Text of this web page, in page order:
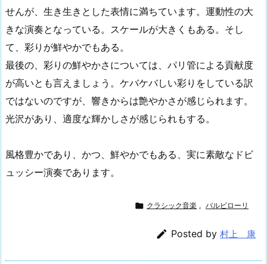
せんが、生き生きとした表情に満ちています。運動性の大
きな演奏となっている。スケールが大きくもある。そし
て、彩りが鮮やかでもある。
最後の、彩りの鮮やかさについては、パリ管による貢献度
が高いとも言えましょう。ケバケバしい彩りをしている訳
ではないのですが、響きからは艶やかさが感じられます。
光沢があり、適度な輝かしさが感じられもする。
風格豊かであり、かつ、鮮やかでもある、実に素敵なドビ
ュッシー演奏であります。
 クラシック音楽 , バルビローリ
 Posted by 村上 康